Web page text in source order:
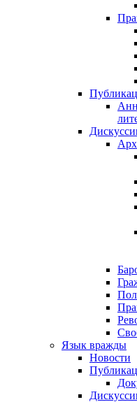
Язык вражды
Новости